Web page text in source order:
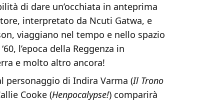
di dare un’occhiata in anteprima
interpretato da Ncuti Gatwa, e
viaggiano nel tempo e nello spazio
l’epoca della Reggenza in
e molto altro ancora!
personaggio di Indira Varma (Il Trono
Cooke (Henpocalypse!) comparirà